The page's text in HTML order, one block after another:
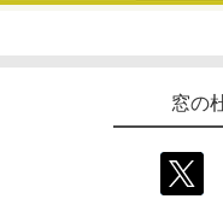
窓の